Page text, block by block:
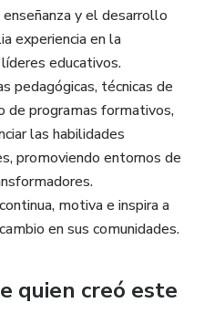
y el desarrollo
experiencia en la
educativos.
pedagógicas, técnicas de
de programas formativos,
las habilidades
promoviendo entornos de
motiva e inspira a
en sus comunidades.
quien creó este